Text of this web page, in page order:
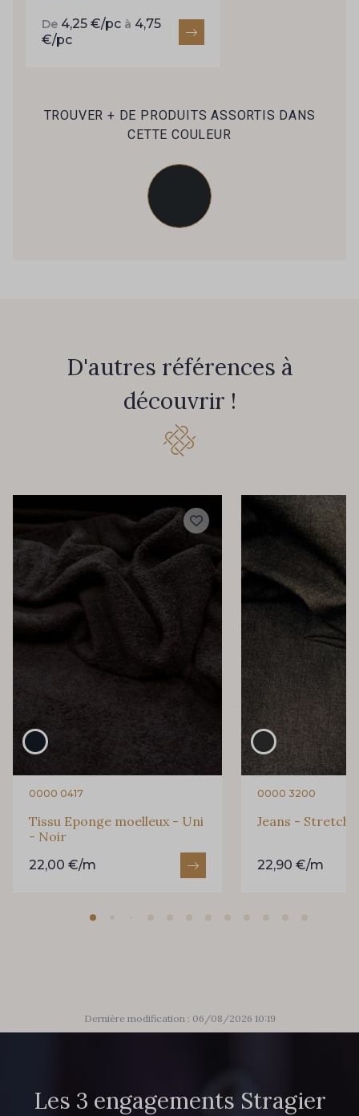
De 4,25 €/pc à 4,75
€/pc
TROUVER + DE PRODUITS ASSORTIS DANS
CETTE COULEUR
D'autres références à
découvrir !
0000 0417
Tissu Eponge moelleux - Uni
- Noir
22,00 €/m
0000 3200
Jeans - Stretch
22,90 €/m
Dernière modification : 06/08/2026 10:19
Les 3 engagements Stragier